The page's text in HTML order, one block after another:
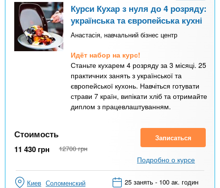
Курси Кухар з нуля до 4 розряду:
українська та європейська кухні
Анастасія, навчальний бізнес центр
Идёт набор на курс!
Станьте кухарем 4 розряду за 3 місяці. 25
практичних занять з української та
європейської кухонь. Навчіться готувати
страви 7 країн, випікати хліб та отримайте
диплом з працевлаштуванням.
Стоимость
11 430 грн 12700 грн
Записаться
Подробно о курсе
Киев Соломенский 25 занять - 100 ак. годин